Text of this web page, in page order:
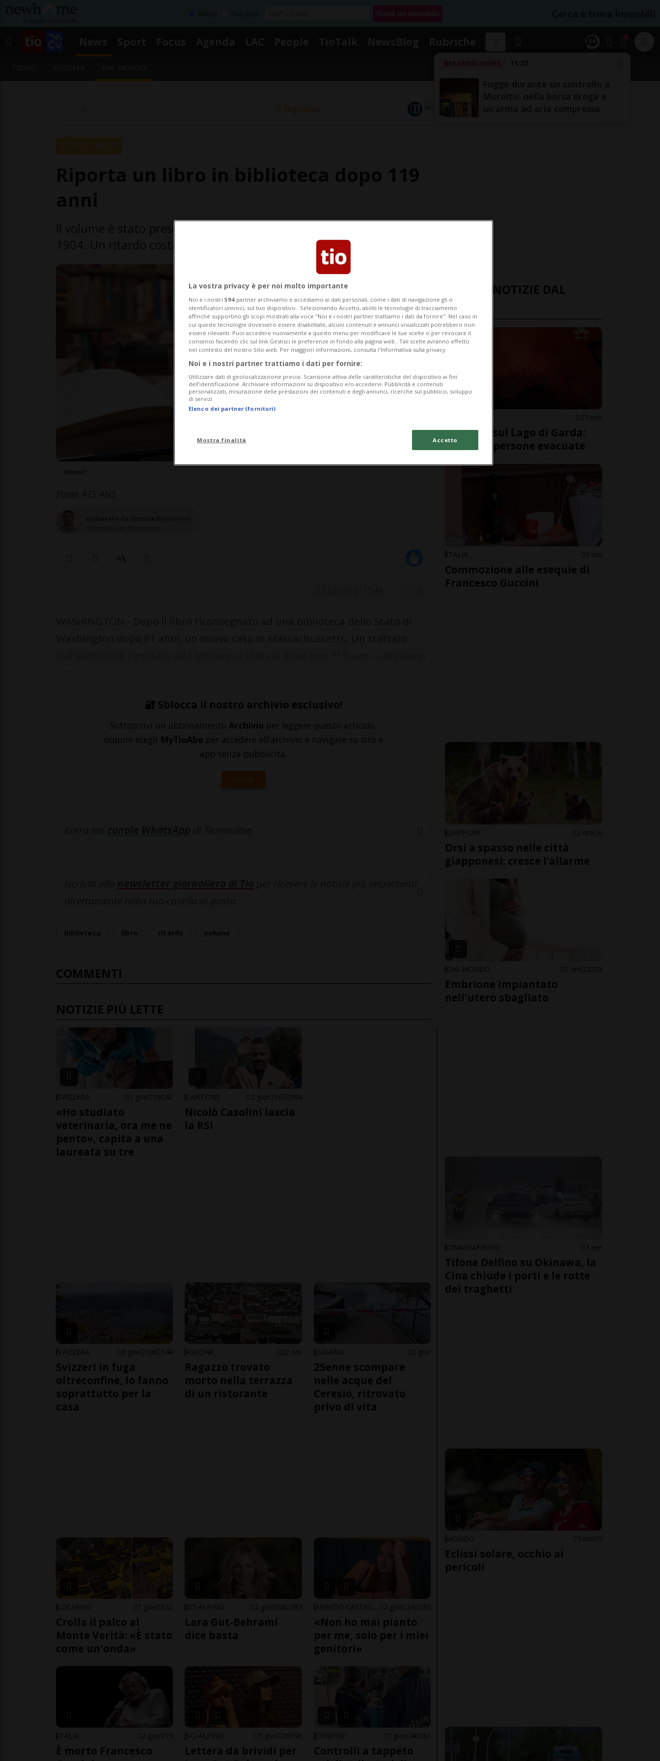
11:37
Segnalaci
🔐 Sblocca il nostro archivio esclusivo!
Sottoscrivi un abbonamento Archivio per leggere questo articolo,
oppure scegli MyTioAbo per accedere all'archivio e navigare su sito e
app senza pubblicità.
ACCEDI
COMMENTI
NOTIZIE PIÙ LETTE
SVIZZERA 1 gior 19 42
«Ho studiato
veterinaria, ora me ne
pento», capita a una
laureata su tre
CANTONE 2 gior 167 394
Nicolò Casolini lascia
la RSI
SVIZZERA 3 gior 106 144
Svizzeri in fuga
oltreconfine, lo fanno
soprattutto per la
casa
ASCONA 22 ore
Ragazzo trovato
morto nella terrazza
di un ristorante
LUGANO 2 gior
25enne scompare
nelle acque del
Ceresio, ritrovato
privo di vita
LOCARNO 1 gior 132
Crolla il palco al
Monte Verità: «È stato
come un'onda»
SCI ALPINO 2 gior 68 285
Lara Gut-Behrami
dice basta
2 gior 24 155
«Non ho mai pianto
per me, solo per i miei
genitori»
ITALIA 2 gior 19
È morto Francesco
SCI ALPINO 1 gior 26 96
Lettera da brividi per
CONFINE 1 gior 46 81
Controlli a tappeto
ULTIME NOTIZIE DAL
MONDO
27 min
Incendio sul Lago di Garda:
oltre 200 persone evacuate
ITALIA 2 ore
Commozione alle esequie di
Francesco Guccini
GIAPPONE 2 ore 6
Orsi a spasso nelle città
giapponesi: cresce l’allarme
DAL MONDO 2 ore 2 23
Embrione impiantato
nell'utero sbagliato
CINA/GIAPPONE 3 ore
Tifone Delfino su Okinawa, la
Cina chiude i porti e le rotte
dei traghetti
MONDO 5 ore 5
Eclissi solare, occhio ai
pericoli
La vostra privacy è per noi molto importante
Noi e i nostri 594 partner archiviamo e accediamo ai dati personali, come i dati di navigazione gli o
identificatori univoci, sul tuo dispositivo . Selezionando Accetto, abiliti le tecnologie di tracciamento
affinché supportino gli scopi mostrati alla voce "Noi e i nostri partner trattiamo i dati da fornire". Nel caso in
cui queste tecnologie dovessero essere disabilitate, alcuni contenuti e annunci visualizzati potrebbero non
essere rilevanti. Puoi accedere nuovamente a questo menu per modificare le tue scelte o per revocare il
consenso facendo clic sul link Gestisci le preferenze in fondo alla pagina web.. Tali scelte avranno effetto
nel contesto del nostro Sito web. Per maggiori informazioni, consulta l'Informativa sulla privacy.
Noi e i nostri partner trattiamo i dati per fornire:
Utilizzare dati di geolocalizzazione precisi. Scansione attiva delle caratteristiche del dispositivo ai fini
dell’identificazione. Archiviare informazioni su dispositivo e/o accedervi. Pubblicità e contenuti
personalizzati, misurazione delle prestazioni dei contenuti e degli annunci, ricerche sul pubblico, sviluppo
di servizi.
Elenco dei partner (fornitori)
Mostra finalità Accetto